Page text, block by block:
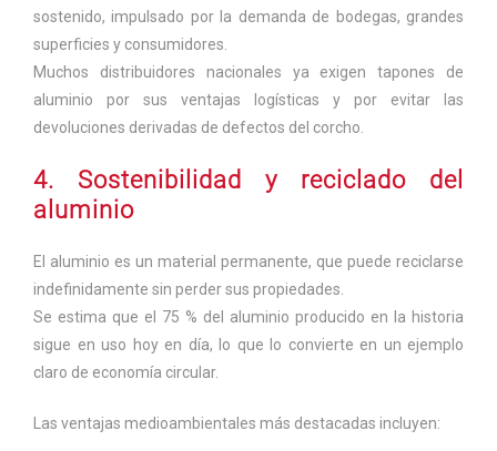
sostenido, impulsado por la demanda de bodegas, grandes
superficies y consumidores.
Muchos distribuidores nacionales ya exigen tapones de
aluminio por sus ventajas logísticas y por evitar las
devoluciones derivadas de defectos del corcho.
4. Sostenibilidad y reciclado del
aluminio
El aluminio es un material permanente, que puede reciclarse
indefinidamente sin perder sus propiedades.
Se estima que el 75 % del aluminio producido en la historia
sigue en uso hoy en día, lo que lo convierte en un ejemplo
claro de economía circular.
Las ventajas medioambientales más destacadas incluyen: